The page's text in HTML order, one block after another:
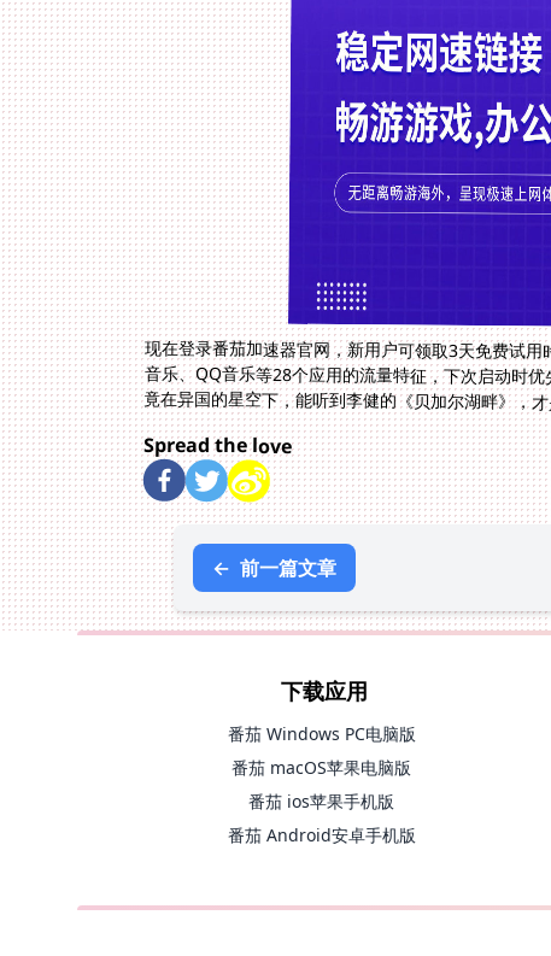
现在登录番茄加速器官网，新用户可领取3天免费试
音乐、QQ音乐等28个应用的流量特征，下次启动时
竟在异国的星空下，能听到李健的《贝加尔湖畔》，
Spread the love
← 前一篇文章
下载应用
番茄 Windows PC电脑版
番茄 macOS苹果电脑版
番茄 ios苹果手机版
番茄 Android安卓手机版